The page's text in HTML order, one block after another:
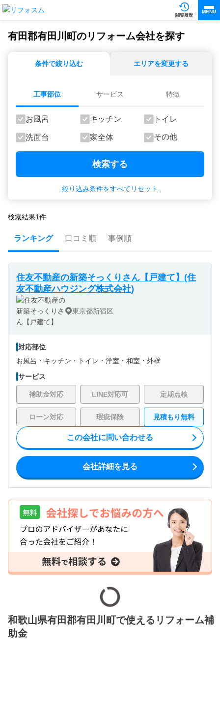
閲覧履歴
MENU
有田郡有田川町のリフォーム会社を探す
条件で絞り込む エリアを変更する
工事部位 サービス 特徴
お風呂 キッチン トイレ
洗面台 家全体 その他
検索する
絞り込み条件をすべてリセット
検索結果1件
ランキング 口コミ順 事例順
住友不動産の新築そっくりさん【戸建て】(住
友不動産ハウジング株式会社)
東京都新宿区
対応部位
お風呂・ キッチン・ トイレ・ 洋室・ 和室・ 外壁
サービス
補助金対応 LINE対応可 定期点検
ローン対応 瑕疵保険 見積もり無料
この会社に問い合わせる
会社詳細を見る
和歌山県有田郡有田川町で使えるリフォーム補
助金